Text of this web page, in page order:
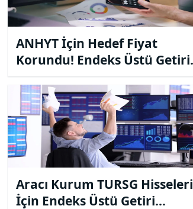
ANHYT İçin Hedef Fiyat
Korundu! Endeks Üstü Getiri
Tavsiyesi
Aracı Kurum TURSG Hisseleri
İçin Endeks Üstü Getiri